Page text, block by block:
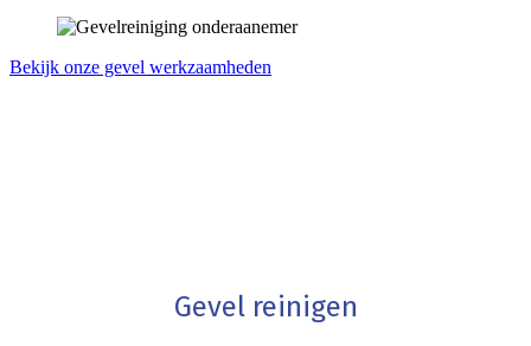
Bekijk onze gevel werkzaamheden
Gevel reinigen